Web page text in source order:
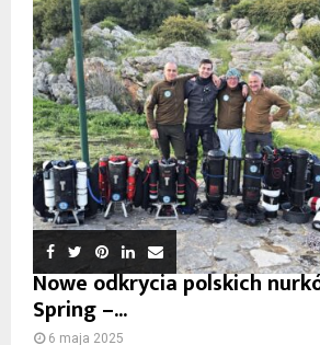
Nowe odkrycia polskich
Spring –...
6 maja 2025